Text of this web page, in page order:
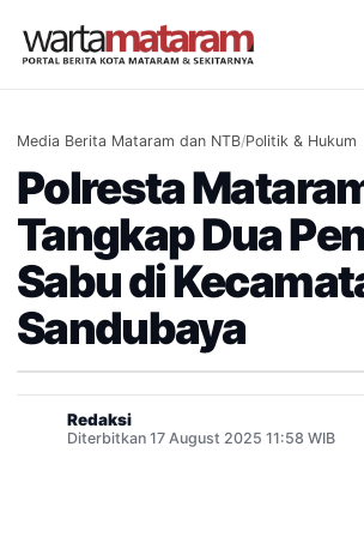
Media Berita Mataram dan NTB/Politik & Hukum
Polresta
Tangkap Dua
Sabu di
Sandubaya
Redaksi
Diterbitkan 17 August 2025 11:58 WIB